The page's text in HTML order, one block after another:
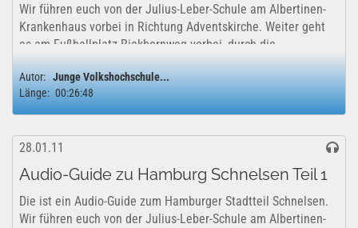
Wir führen euch von der Julius-Leber-Schule am Albertinen-
Krankenhaus vorbei in Richtung Adventskirche. Weiter geht
es am Fußballplatz Riekbornweg vorbei, durch die
Frohmestraße und den...
Autor: Junge Volkshochschule...
Länge: 00:26:48
28.01.11
Audio-Guide zu Hamburg Schnelsen Teil 1
Die ist ein Audio-Guide zum Hamburger Stadtteil Schnelsen.
Wir führen euch von der Julius-Leber-Schule am Albertinen-